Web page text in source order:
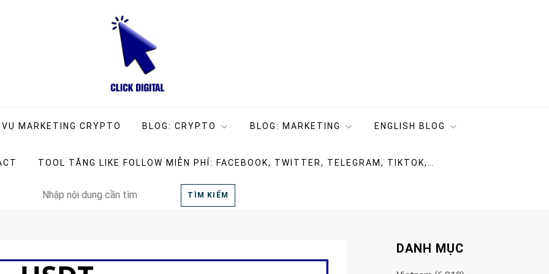
VỤ MARKETING CRYPTO BLOG: CRYPTO BLOG: MARKETING ENGLISH BLOG
TOOL TĂNG LIKE FOLLOW MIỄN PHÍ: FACEBOOK, TWITTER, TELEGRAM, TIKTOK,…
Search
TÌM KIẾM
DANH MỤC